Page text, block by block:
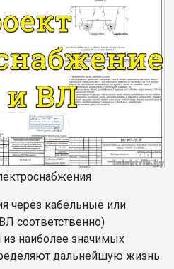
через кабельные или
соответственно)
из наиболее значимых
дальнейшую жизнь